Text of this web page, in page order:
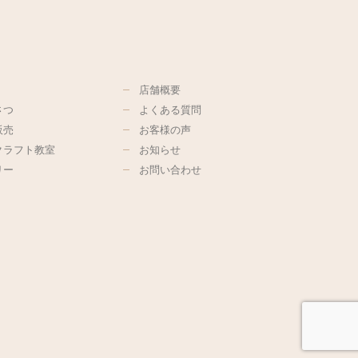
つ
売
ラフト教室
ー
店舗概要
よくある質問
お客様の声
お知らせ
お問い合わせ